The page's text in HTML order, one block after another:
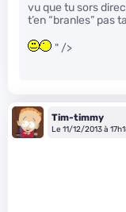
vu que tu sors
t’en “branles” pas
" />
Tim-timmy
Le 11/12/2013 à